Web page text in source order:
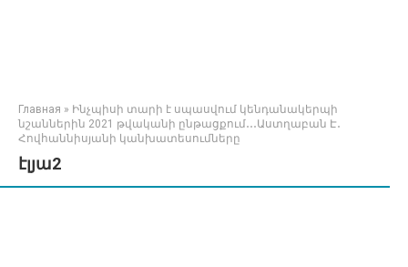
Главная » Ինչպիսի տարի է սպասվում կենդանակերպի
նշաններին 2021 թվականի ընթացքում․․․Աստղաբան Է․
Հովհաննիսյանի կանխատեսումները
էլյա2